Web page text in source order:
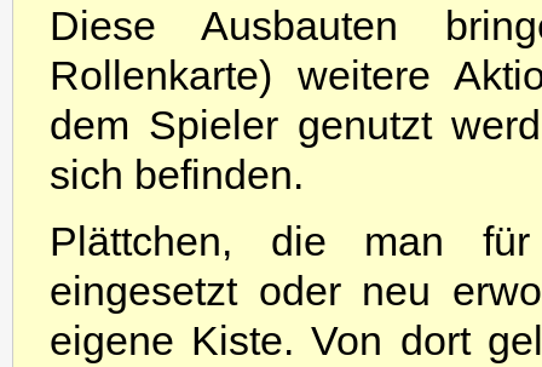
Diese Ausbauten
Rollenkarte) weitere
dem Spieler genutzt
sich befinden.
Plättchen, die man
eingesetzt oder neu
eigene Kiste. Von dort